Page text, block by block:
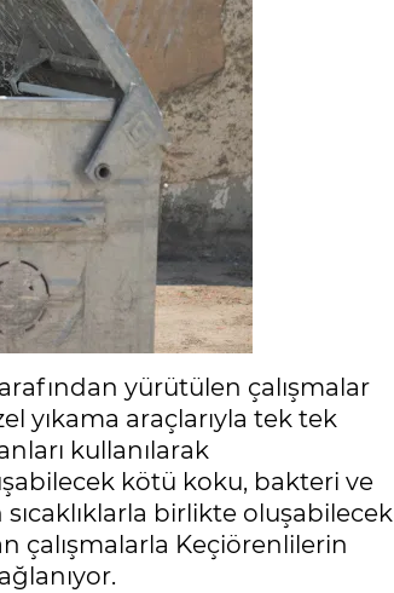
yürütülen çalışmalar
yıkama araçlarıyla tek tek
kullanılarak
kötü koku, bakteri ve
birlikte oluşabilecek
çalışmalarla Keçiörenlilerin